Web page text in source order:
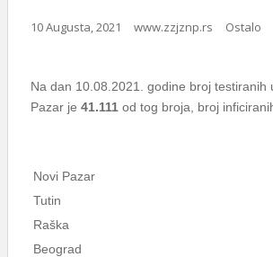
10 Augusta, 2021 www.zzjznp.rs Ostalo
Na dan 10.08.2021. godine broj testiranih
Pazar je 41.111 od tog broja, broj
Novi Pazar
Tutin
Raška
Beograd